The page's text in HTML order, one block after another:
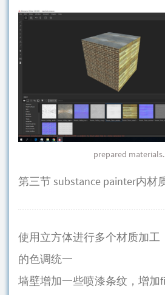
prepared
第三节 substance painter内材
使用立方体进行多个材质加工
的色调统一
墙壁增加一些喷漆条纹，增加